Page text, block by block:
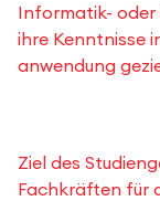
Informatik- oder
ihre Kenntnisse
anwendung
Ziel des
Fachkräften für